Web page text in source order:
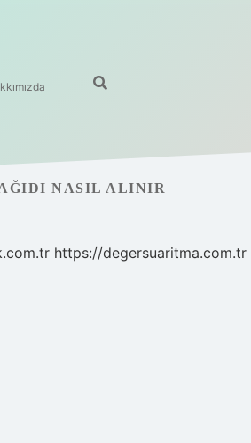
NASIL ALINIR
https://degersuaritma.com.tr